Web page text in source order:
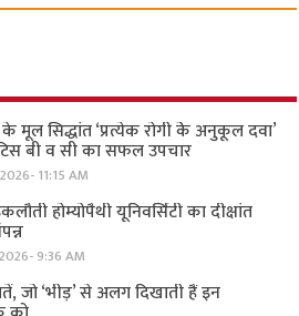
के मूल सिद्धांत ‘प्रत्येक रोगी केे अनुकूल दवा’
बी व सी का सफल उपचार
11:15 AM
होम्योपैथी यूनिवर्सिटी का दीक्षांत
9:36 AM
जो ‘भीड़’ से अलग दिखाती हैं इन